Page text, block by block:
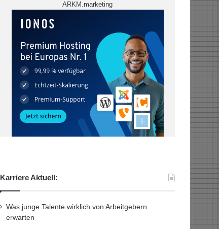
ARKM.marketing
Karriere Aktuell:
Was junge Talente wirklich von Arbeitgebern
erwarten